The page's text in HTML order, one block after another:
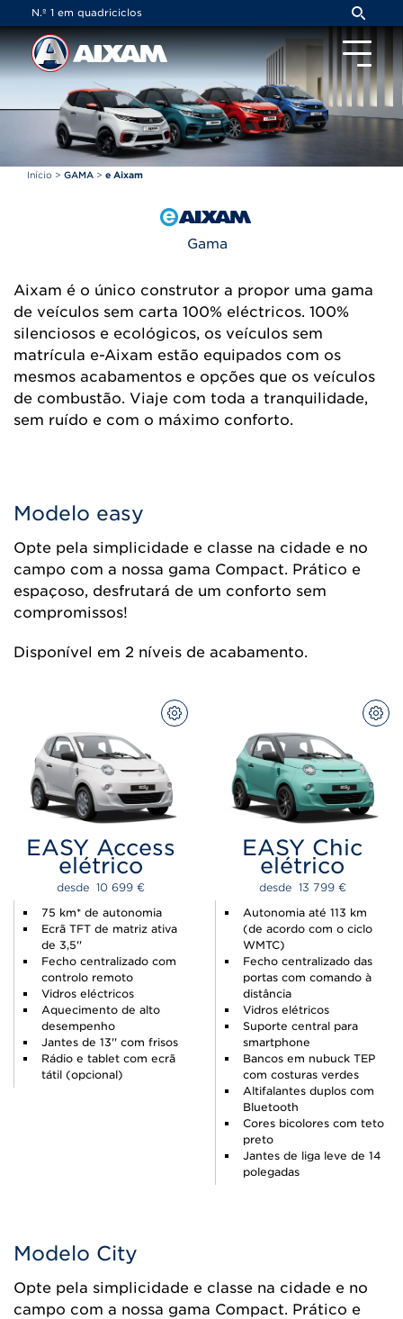
N.º 1 em quadriciclos
Início > GAMA > e Aixam
Gama
Aixam é o único construtor a propor uma gama
de veículos sem carta 100% eléctricos. 100%
silenciosos e ecológicos, os veículos sem
matrícula e-Aixam estão equipados com os
mesmos acabamentos e opções que os veículos
de combustão. Viaje com toda a tranquilidade,
sem ruído e com o máximo conforto.
Modelo easy
Opte pela simplicidade e classe na cidade e no
campo com a nossa gama Compact. Prático e
espaçoso, desfrutará de um conforto sem
compromissos!
Disponível em 2 níveis de acabamento.
EASY Access
elétrico
desde 10 699 €
CONFIGURAR
75 km* de autonomia
Ecrã TFT de matriz ativa
de 3,5''
Fecho centralizado com
controlo remoto
Vidros eléctricos
Aquecimento de alto
desempenho
Jantes de 13'' com frisos
Rádio e tablet com ecrã
tátil (opcional)
EASY Chic
elétrico
desde 13 799 €
Autonomia até 113 km
(de acordo com o ciclo
WMTC)
Fecho centralizado das
portas com comando à
distância
Vidros elétricos
Suporte central para
smartphone
Bancos em nubuck TEP
com costuras verdes
Altifalantes duplos com
Bluetooth
Cores bicolores com teto
preto
Jantes de liga leve de 14
polegadas
Modelo City
Opte pela simplicidade e classe na cidade e no
campo com a nossa gama Compact. Prático e
Painel de Gerenciamento de Cookies